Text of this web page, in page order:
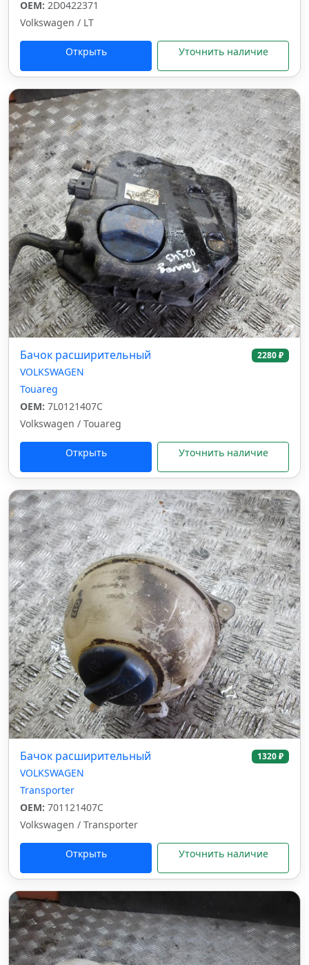
OEM: 2D0422371
Volkswagen / LT
Открыть Уточнить наличие
Бачок расширительный 2280 ₽
VOLKSWAGEN
Touareg
OEM: 7L0121407C
Volkswagen / Touareg
Открыть Уточнить наличие
Бачок расширительный 1320 ₽
VOLKSWAGEN
Transporter
OEM: 701121407C
Volkswagen / Transporter
Открыть Уточнить наличие